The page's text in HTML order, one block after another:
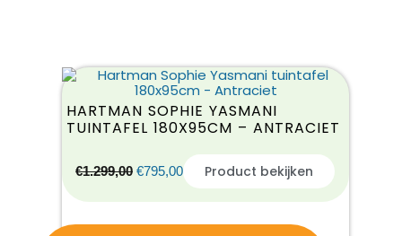
HARTMAN SOPHIE YASMANI
TUINTAFEL 180X95CM – ANTRACIET
€1.299,00 €795,00 Product bekijken